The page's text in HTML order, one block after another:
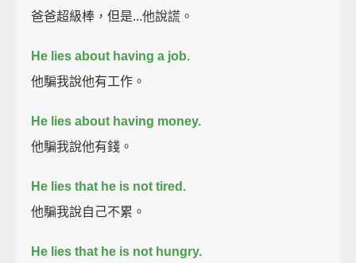
爸爸超級棒，但是...他說謊。
He lies about having a job.
他騙我說他有工作。
He lies about having money.
他騙我說他有錢。
He lies that he is not tired.
他騙我說自己不累。
He lies that he is not hungry.